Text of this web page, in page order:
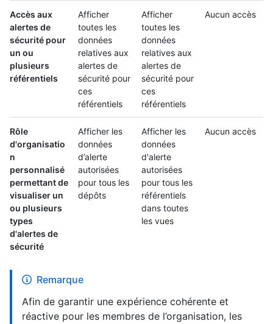
Accès aux
alertes de
sécurité pour
un ou
plusieurs
référentiels
Afficher
toutes les
données
relatives aux
alertes de
sécurité pour
ces
référentiels
Afficher
toutes les
données
relatives aux
alertes de
sécurité pour
ces
référentiels
Aucun accès
Rôle
d'organisatio
n
personnalisé
permettant de
visualiser un
ou plusieurs
types
d'alertes de
sécurité
Afficher les
données
d’alerte
autorisées
pour tous les
dépôts
Afficher les
données
d'alerte
autorisées
pour tous les
référentiels
dans toutes
les vues
Aucun accès
Remarque
Afin de garantir une expérience cohérente et
réactive pour les membres de l’organisation, les